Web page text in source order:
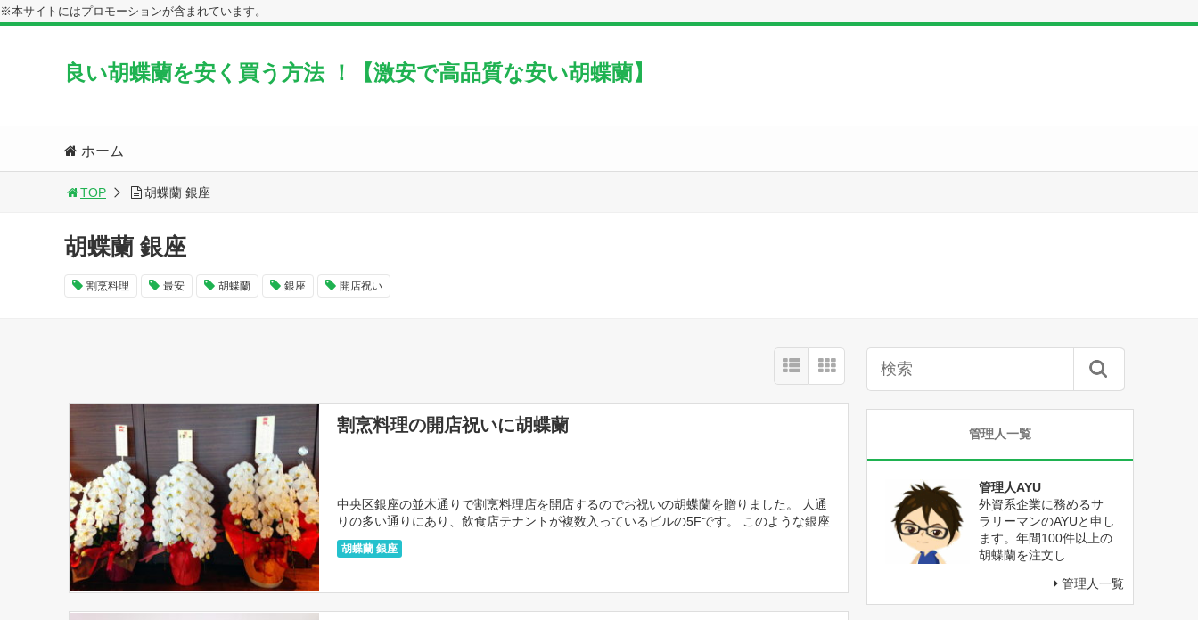
※本サイトにはプロモーションが含まれています。
良い胡蝶蘭を安く買う方法 ！【激安で高品質な安い胡蝶蘭】
ホーム
TOP 胡蝶蘭 銀座
胡蝶蘭 銀座
割烹料理 最安 胡蝶蘭 銀座 開店祝い
割烹料理の開店祝いに胡蝶蘭
中央区銀座の並木通りで割烹料理店を開店するのでお祝いの胡蝶蘭を贈りました。 人通
りの多い通りにあり、飲食店テナントが複数入っているビルの5Fです。 このような銀座
のビルに入っているお店に共通するのがお祝花の置き場所があま […]
胡蝶蘭 銀座
管理人一覧
管理人AYU
外資系企業に務めるサ
ラリーマンのAYUと申し
ます。年間100件以上の
胡蝶蘭を注文し...
管理人一覧